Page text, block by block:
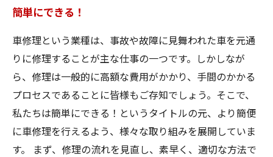
簡単にできる！
車修理という業種は、事故や故障に見舞われた車を元通
りに修理することが主な仕事の一つです。しかしなが
ら、修理は一般的に高額な費用がかかり、手間のかかる
プロセスであることに皆様もご存知でしょう。そこで、
私たちは簡単にできる！というタイトルの元、より簡便
に車修理を行えるよう、様々な取り組みを展開していま
す。 まず、修理の流れを見直し、素早く、適切な方法で